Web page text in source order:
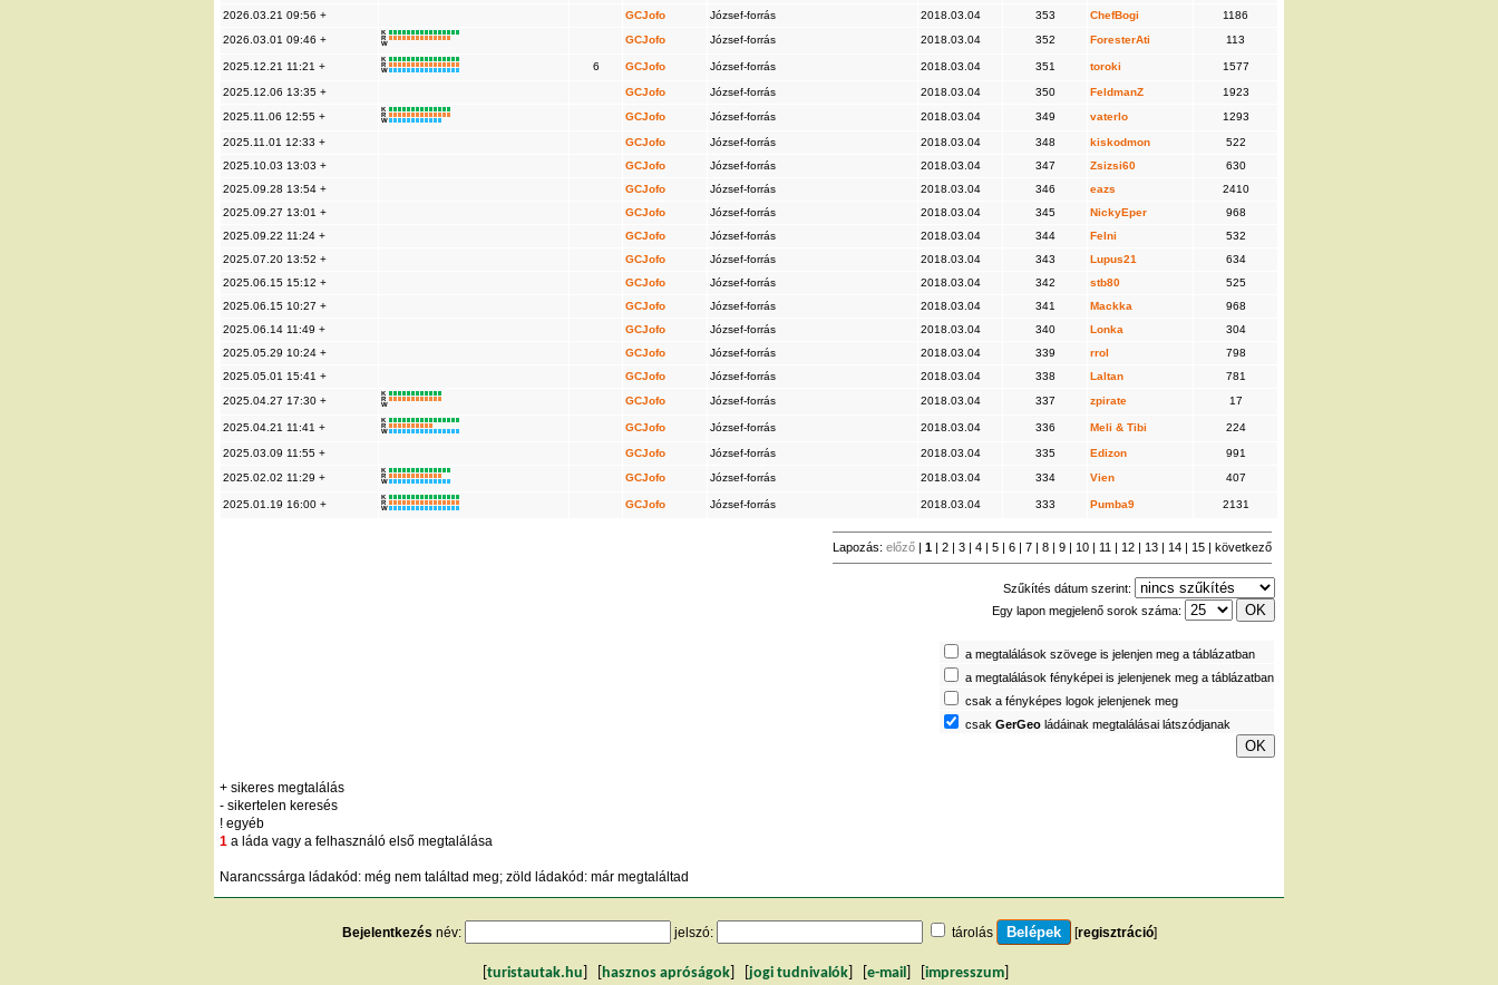
2026.03.21 09:56 +
GCJofo József-forrás 2018.03.04 353 ChefBogi
1186
2026.03.01 09:46 +
K
R
W
GCJofo József-forrás 2018.03.04 352 ForesterAti 113
2025.12.21 11:21 +
K
R
W
6 GCJofo József-forrás 2018.03.04 351 toroki 1577
2025.12.06 13:35 + GCJofo József-forrás 2018.03.04 350 FeldmanZ
1923
2025.11.06 12:55 +
K
R
W
GCJofo József-forrás 2018.03.04 349 vaterlo 1293
2025.11.01 12:33 + GCJofo József-forrás 2018.03.04 348 kiskodmon
522
2025.10.03 13:03 +
GCJofo József-forrás 2018.03.04 347 Zsizsi60
630
2025.09.28 13:54 +
GCJofo József-forrás 2018.03.04 346 eazs
2410
2025.09.27 13:01 +
GCJofo József-forrás 2018.03.04 345 NickyEper
968
2025.09.22 11:24 +
GCJofo József-forrás 2018.03.04 344 Felni
532
2025.07.20 13:52 +
GCJofo József-forrás 2018.03.04 343 Lupus21
634
2025.06.15 15:12 +
GCJofo József-forrás 2018.03.04 342 stb80
525
2025.06.15 10:27 +
GCJofo József-forrás 2018.03.04 341 Mackka
968
2025.06.14 11:49 +
GCJofo József-forrás 2018.03.04 340 Lonka
304
2025.05.29 10:24 +
GCJofo József-forrás 2018.03.04 339 rrol
798
2025.05.01 15:41 +
GCJofo József-forrás 2018.03.04 338 Laltan
781
2025.04.27 17:30 +
K
R
W
GCJofo József-forrás 2018.03.04 337 zpirate 17
2025.04.21 11:41 +
K
R
W
GCJofo József-forrás 2018.03.04 336 Meli & Tibi 224
2025.03.09 11:55 + GCJofo József-forrás 2018.03.04 335 Edizon
991
2025.02.02 11:29 +
K
R
W
GCJofo József-forrás 2018.03.04 334 Vien 407
2025.01.19 16:00 +
K
R
W
GCJofo József-forrás 2018.03.04 333 Pumba9 2131
Lapozás: előző 1 2 3 4 5 6 7 8 9 10 11 12 13 14 15 következő
Szűkítés dátum szerint:
Egy lapon megjelenő sorok száma:
a megtalálások szövege is jelenjen meg a táblázatban
a megtalálások fényképei is jelenjenek meg a táblázatban
csak a fényképes logok jelenjenek meg
csak GerGeo ládáinak megtalálásai látszódjanak
+ sikeres megtalálás
- sikertelen keresés
! egyéb
1 a láda vagy a felhasználó első megtalálása
Narancssárga ládakód: még nem találtad meg; zöld ládakód: már megtaláltad
Bejelentkezés név: jelszó: tárolás [regisztráció]
turistautak.hu hasznos apróságok jogi tudnivalók e-mail impresszum